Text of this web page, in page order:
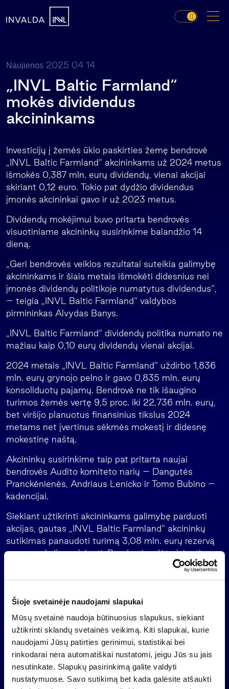
Šioje svetainėje naudojami slapukai
Mūsų svetainė naudoja būtinuosius slapukus, siekiant
užtikrinti sklandų svetainės veikimą. Kiti slapukai, kurie
naudojami Jūsų patirties gerinimui, statistikai bei
rinkodarai nėra automatiškai nustatomi, jeigu Jūs su jais
nesutinkate. Slapukų pasirinkimą galite valdyti
nustatymuose. Savo sutikimą bet kada galėsite atšaukti
Naujienos 2025 04 14
„INVL Baltic Farmland“
mokės dividendus
akcininkams
Investicijų į žemės ūkio paskirties žemę bendrovė
„INVL Baltic Farmland“ akcininkams už 2024 metus
išmokės 0,387 mln. eurų dividendų, vienai akcijai
skiriant 0,12 euro. Tokio pat dydžio dividendus
įmonės akcininkai gavo ir už 2023 metus.
Dividendų mokėjimui buvo pritarta bendrovės
visuotiniame akcininkų susirinkime balandžio 14
dieną.
„Geri bendrovės veiklos rezultatai suteikia galimybę
akcininkams ir šiais metais išmokėti didesnius nei
įmonės dividendų politikoje numatytus dividendus“,
– teigia „INVL Baltic Farmland“ valdybos
pirmininkas Alvydas Banys.
„INVL Baltic Farmland“ dividendų politika numato ne
mažiau kaip 0,10 eurų dividendų vienai akcijai.
2024 metais „INVL Baltic Farmland“ uždirbo 1,836
mln. eurų grynojo pelno ir gavo 0,835 mln. eurų
konsoliduotų pajamų. Bendrovė ne tik išaugino
turimos žemės vertę 9,5 proc. iki 22,736 mln. eurų,
bet viršijo planuotus finansinius tikslus 2024
metams net įvertinus sėkmės mokestį ir didesnę
mokestinę naštą.
Akcininkų susirinkime taip pat pritarta naujai
bendrovės Audito komiteto narių – Dangutės
Pranckėnienės, Andriaus Lenicko ir Tomo Bubino –
kadencijai.
Siekiant užtikrinti akcininkams galimybę parduoti
akcijas, gautas „INVL Baltic Farmland“ akcininkų
sutikimas panaudoti turimą 3,08 mln. eurų rezervą
savoms akcijoms įsigyti. Bendrovė galėtų įsigyti savų
akcijų, kurių nominali vertė neviršytų 10 proc. „INVL
Baltic Farmland“ įstatinio kapitalo. Maksimali vienos
konsoliduoto nuosavo kapitalo, tenkančio vienai
akcijai, vertė, o minimali kaina – 3,5 euro. Savų
akcijų įsigijimo terminas – 18 mėnesių nuo
sprendimo priėmimo visuotiniame akcininkų
susirinkime dienos.
„Nasdaq“ Vilnius biržoje listinguojamos „INVL Baltic
Farmland“ antrinės įmonės Lietuvoje valdo apie 3